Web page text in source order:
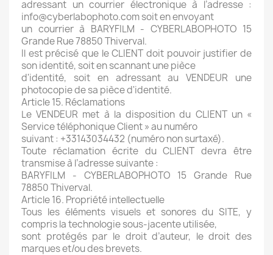
adressant un courrier électronique à l’adresse :
info@cyberlabophoto.com soit en envoyant
un courrier à BARYFILM - CYBERLABOPHOTO 15
Grande Rue 78850 Thiverval.
Il est précisé que le CLIENT doit pouvoir justifier de
son identité, soit en scannant une pièce
d'identité, soit en adressant au VENDEUR une
photocopie de sa pièce d'identité.
Article 15. Réclamations
Le VENDEUR met à la disposition du CLIENT un «
Service téléphonique Client » au numéro
suivant : +33143034432 (numéro non surtaxé).
Toute réclamation écrite du CLIENT devra être
transmise à l’adresse suivante :
BARYFILM - CYBERLABOPHOTO 15 Grande Rue
78850 Thiverval.
Article 16. Propriété intellectuelle
Tous les éléments visuels et sonores du SITE, y
compris la technologie sous-jacente utilisée,
sont protégés par le droit d’auteur, le droit des
marques et/ou des brevets.